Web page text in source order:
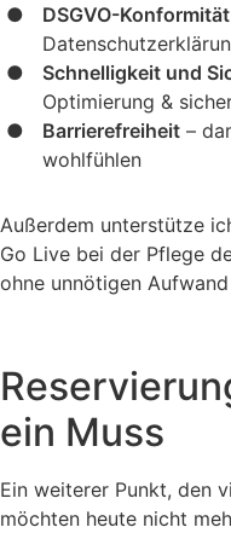
DSGVO-Konformität
Schnelligkeit und
Optimierung &
Barrierefreiheit –
wohlfühlen
Außerdem unterstütze
Go Live bei der Pflege
ohne unnötigen
ein Muss
Ein weiterer Punkt, den
möchten heute nicht